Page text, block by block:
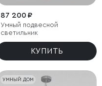
87 200 ₽
Умный подвесной
светильник
КУПИТЬ
УМНЫЙ ДОМ